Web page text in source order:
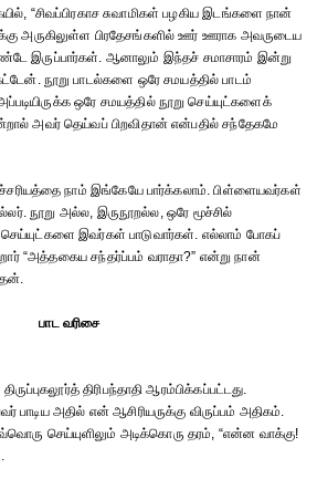
“சிவப்பிரகாச சுவாமிகள் பழகிய இடங்களை நான்
அருகிலுள்ள பிரதேசங்களில் ஊர் ஊராக அவருடைய
இருப்பார்கள். ஆனாலும் இந்தச் சமாசாரம் இன்று
நூறு பாடல்களை ஒரே சமயத்தில் பாடம்
ஒரே சமயத்தில் நூறு செய்யுட்களைக்
அவர் தெய்வப் பிறவிதான் என்பதில் சந்தேகமே
நாம் இங்கேயே பார்க்கலாம். பிள்ளையவர்கள்
நூறு அல்ல, இருநூறல்ல, ஒரே மூச்சில்
இவர்கள் பாடுவார்கள். எல்லாம் போகப்
“அத்தகைய சந்தர்ப்பம் வராதா?” என்று நான்
பாட வரிசை
திரிபந்தாதி ஆரம்பிக்கப்பட்டது.
பாடிய அதில் என் ஆசிரியருக்கு விருப்பம் அதிகம்.
செய்யுளிலும் அடிக்கொரு தரம், “என்ன வாக்கு!